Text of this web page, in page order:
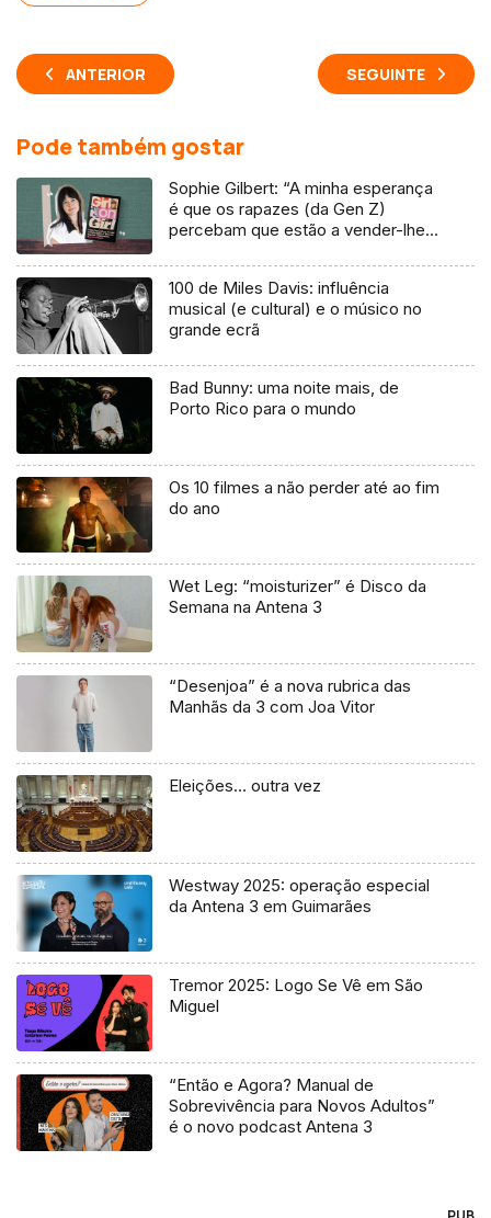
ANTERIOR SEGUINTE
Pode também gostar
Sophie Gilbert: “A minha esperança
é que os rapazes (da Gen Z)
percebam que estão a vender-lhes
100 de Miles Davis: influência
musical (e cultural) e o músico no
grande ecrã
Bad Bunny: uma noite mais, de
Porto Rico para o mundo
Os 10 filmes a não perder até ao fim
do ano
Wet Leg: “moisturizer” é Disco da
Semana na Antena 3
“Desenjoa” é a nova rubrica das
Manhãs da 3 com Joa Vitor
Eleições… outra vez
Westway 2025: operação especial
da Antena 3 em Guimarães
Tremor 2025: Logo Se Vê em São
Miguel
“Então e Agora? Manual de
Sobrevivência para Novos Adultos”
é o novo podcast Antena 3